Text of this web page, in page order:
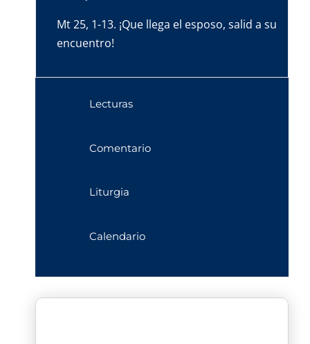
Mt 25, 1-13. ¡Que llega el esposo, salid a su
encuentro!
Lecturas
Comentario
Liturgia
Calendario